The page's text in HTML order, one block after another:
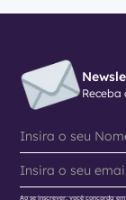
Receba
Ao se inscrever, você concorda